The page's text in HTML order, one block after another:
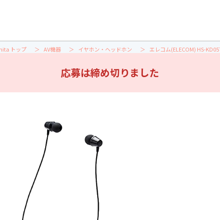
トップ AV機器 イヤホン・ヘッドホン エレコム(ELECOM) HS-
応募は締め切りました